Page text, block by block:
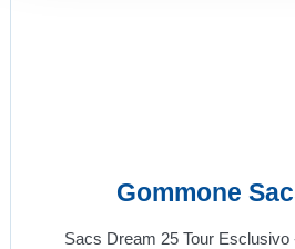
Gommone
Sacs Dream 25 Tour Esclusivo